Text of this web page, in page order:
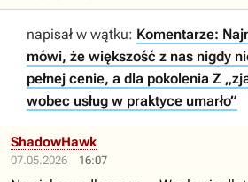
napisał w wątku: Komentarze:
mówi, że większość z nas nigdy
pełnej cenie, a dla pokolenia Z
wobec usług w praktyce umarło”
07.05.2026 16:07
ShadowHawk